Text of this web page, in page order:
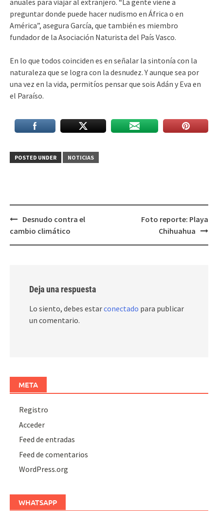
anuales para viajar al extranjero. “La gente viene a
preguntar donde puede hacer nudismo en África o en
América”, asegura García, que también es miembro
fundador de la Asociación Naturista del País Vasco.
En lo que todos coinciden es en señalar la sintonía con la
naturaleza que se logra con la desnudez. Y aunque sea por
una vez en la vida, permitíos pensar que sois Adán y Eva en
el Paraíso.
POSTED UNDER NOTICIAS
Post
navigation
Desnudo contra el
cambio climático
Foto reporte: Playa
Chihuahua
Deja una respuesta
Lo siento, debes estarconectado para publicar
un comentario.
META
Registro
Acceder
Feed de entradas
Feed de comentarios
WordPress.org
WHATSAPP